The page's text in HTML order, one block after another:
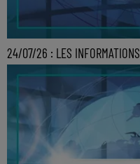
24/07/26 : LES INFORMATIONS